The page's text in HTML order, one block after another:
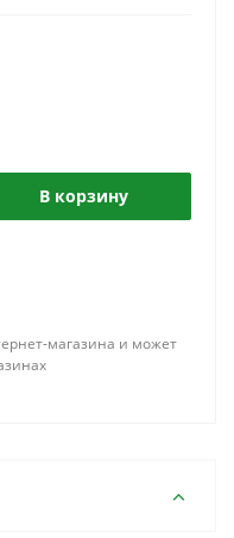
В корзину
магазина и может